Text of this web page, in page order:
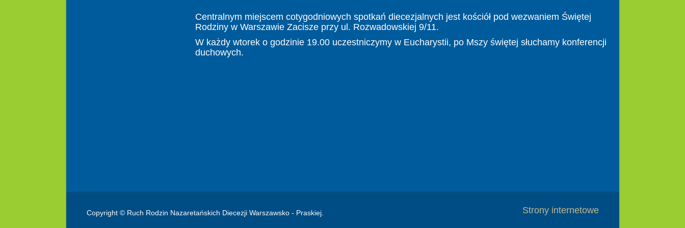
Centralnym miejscem cotygodniowych spotkań diecezjalnych jest kościół pod wezwaniem Świętej
Rodziny w Warszawie Zacisze przy ul. Rozwadowskiej 9/11.
W każdy wtorek o godzinie 19.00 uczestniczymy w Eucharystii, po Mszy świętej słuchamy konferencji
duchowych.
Copyright © Ruch Rodzin Nazaretańskich Diecezji Warszawsko - Praskiej. Strony internetowe